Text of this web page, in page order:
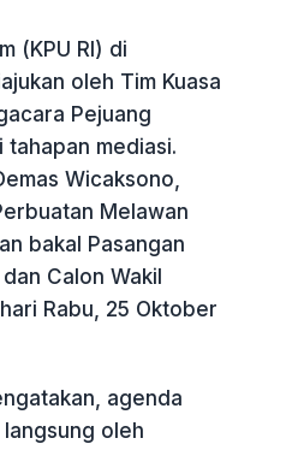
(KPU RI) di
oleh Tim Kuasa
Pejuang
tahapan mediasi.
Wicaksono,
Melawan
bakal Pasangan
Calon Wakil
Rabu, 25 Oktober
agenda
oleh